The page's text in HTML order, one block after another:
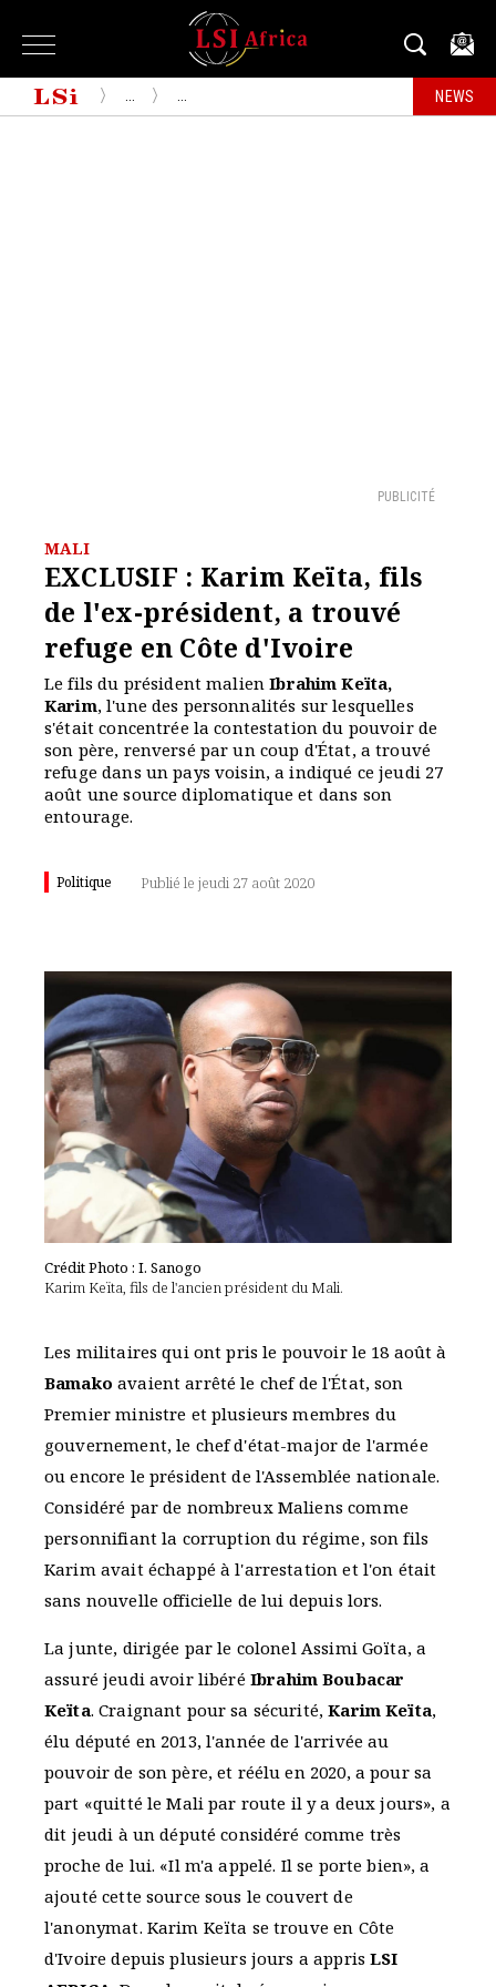
NEWS
PUBLICITÉ
MALI
EXCLUSIF : Karim Keïta, fils
de l'ex-président, a trouvé
refuge en Côte d'Ivoire
Le fils du président malien Ibrahim Keïta,
Karim, l'une des personnalités sur lesquelles
s'était concentrée la contestation du pouvoir de
son père, renversé par un coup d'État, a trouvé
refuge dans un pays voisin, a indiqué ce jeudi 27
août une source diplomatique et dans son
entourage.
Politique Publié le jeudi 27 août 2020
Crédit Photo : I. Sanogo
Karim Keïta, fils de l'ancien président du Mali.
Les militaires qui ont pris le pouvoir le 18 août à
Bamako avaient arrêté le chef de l'État, son
Premier ministre et plusieurs membres du
gouvernement, le chef d'état-major de l'armée
ou encore le président de l'Assemblée nationale.
Considéré par de nombreux Maliens comme
personnifiant la corruption du régime, son fils
Karim avait échappé à l'arrestation et l'on était
sans nouvelle officielle de lui depuis lors.
La junte, dirigée par le colonel Assimi Goïta, a
assuré jeudi avoir libéré Ibrahim Boubacar
Keïta. Craignant pour sa sécurité,Karim Keïta,
élu député en 2013, l'année de l'arrivée au
pouvoir de son père, et réélu en 2020, a pour sa
part «quitté le Mali par route il y a deux jours», a
dit jeudi à un député considéré comme très
proche de lui. «Il m'a appelé. Il se porte bien», a
ajouté cette source sous le couvert de
l'anonymat. Karim Keïta se trouve en Côte
d'Ivoire depuis plusieurs jours a apprisLSI